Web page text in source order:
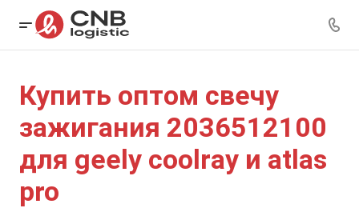
Купить оптом свечу
зажигания 2036512100
для geely coolray и atlas
pro